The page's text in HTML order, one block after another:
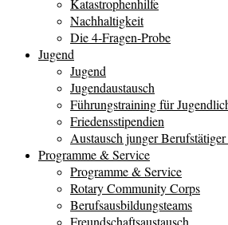
Katastrophenhilfe
Nachhaltigkeit
Die 4-Fragen-Probe
Jugend
Jugend
Jugendaustausch
Führungstraining für
Friedensstipendien
Austausch junger
Programme & Service
Programme & Service
Rotary Community Corps
Berufsausbildungsteams
Freundschaftsaustausch